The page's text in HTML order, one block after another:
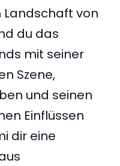
von
du das
mit seiner
Szene,
und seinen
Einflüssen
dir eine